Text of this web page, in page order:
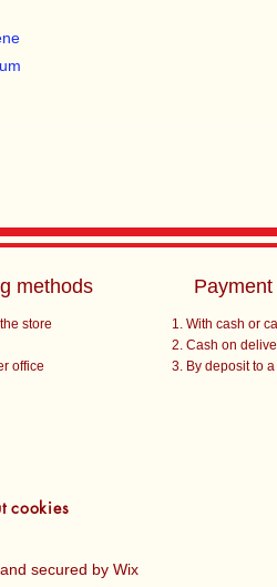
methods
store
office
With cash or
Cash on
By deposit to
cookies
secured by Wix